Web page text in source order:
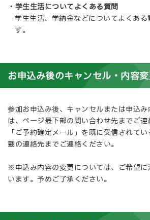
学生生活についてよくある質問
学生生活、学納金などについてよくある
す。
お申込み後のキャンセル・内容
参加お申込み後、キャンセルまたは申込
は、ページ最下部の問い合わせ先までご連
「ご予約確定メール」を既に受信されて
載の連絡先までご連絡ください。
※申込み内容の変更については、ご希望に
います。予めご了承ください。